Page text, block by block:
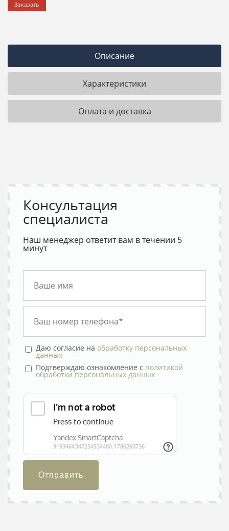
Заказать
Описание
Характеристики
Оплата и доставка
Консультация
специалиста
Наш менеджер ответит вам в течении 5
минут
Даю согласие на обработку персональных
данных
Подтверждаю ознакомление с политикой
обработки персональных данных
Отправить